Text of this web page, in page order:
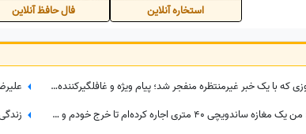
استخاره آنلاین فال حافظ آنلاین
ببینید| روزی که با یک خبر غیرمنتظره منفجر شد؛ پیام ویژه و غافلگیرکننده یامال، ستاره تیم اسپانیا برای دختر 28 ساله داور صداتو چه بود؟
عابدزاده: من یک مغازه ساندویچی 40 متری اجاره کرده‌ام تا خرج خودم و بچه ها را بدهم، سرپرستی 50 تا بچه را در بهزیستی بر عهده دارم و...